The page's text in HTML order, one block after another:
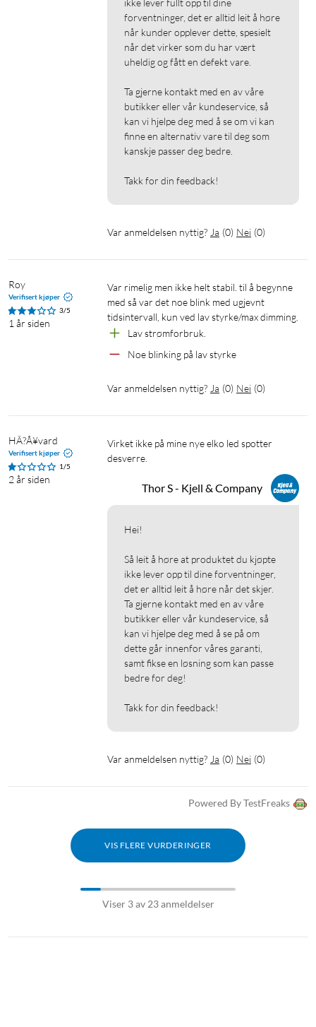
ikke lever fullt opp til dine
forventninger, det er alltid leit å høre
når kunder opplever dette, spesielt
når det virker som du har vært
uheldig og fått en defekt vare.
Ta gjerne kontakt med en av våre
butikker eller vår kundeservice, så
kan vi hjelpe deg med å se om vi kan
finne en alternativ vare til deg som
kanskje passer deg bedre.
Takk for din feedback!
Var anmeldelsen nyttig? Ja (0) Nei (0)
Roy
Verifisert kjøper
3/5
1 år siden
Var rimelig men ikke helt stabil. til å begynne
med så var det noe blink med ugjevnt
Lav strømforbruk.
Noe blinking på lav styrke
Var anmeldelsen nyttig? Ja (0) Nei (0)
HÃ?Â¥vard
Verifisert kjøper
1/5
2 år siden
Virket ikke på mine nye elko led spotter
desverre.
Thor S - Kjell & Company
Hei!
Så leit å høre at produktet du kjøpte
ikke lever opp til dine forventninger,
det er alltid leit å høre når det skjer.
Ta gjerne kontakt med en av våre
butikker eller vår kundeservice, så
kan vi hjelpe deg med å se på om
dette går innenfor våres garanti,
samt fikse en løsning som kan passe
bedre for deg!
Takk for din feedback!
Var anmeldelsen nyttig? Ja (0) Nei (0)
Powered By TestFreaks
VIS FLERE VURDERINGER
Viser 3 av 23 anmeldelser